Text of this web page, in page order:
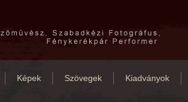
Képek Szövegek Kiadványok